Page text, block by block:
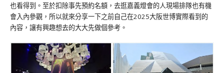
也看得到。至於扣除事先預約名額，去逛嘉義燈會的人現場排隊也有機
會入內參觀，所以就來分享一下之前自己在2025大阪世博實際看到的
內容，讓有興趣想去的大大先做個參考。